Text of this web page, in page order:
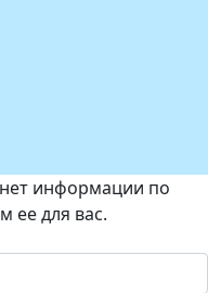
информации по
ее для вас.